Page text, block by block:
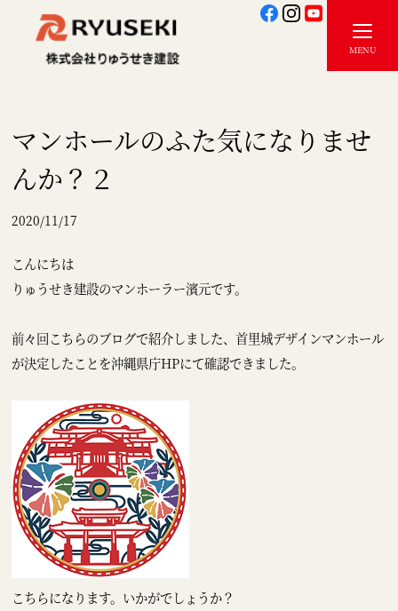
マンホールのふた気になりませ
んか？２
2020/11/17
こんにちは
りゅうせき建設のマンホーラー濱元です。
前々回こちらのブログで紹介しました、首里城デザインマンホール
が決定したことを沖縄県庁HPにて確認できました。
こちらになります。いかがでしょうか？